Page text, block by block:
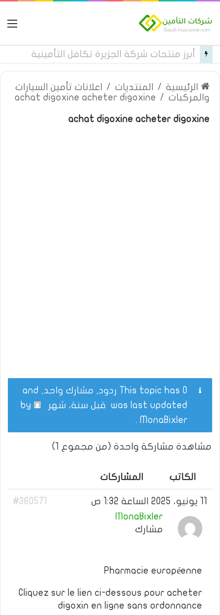
الرئيسية / المنتديات /
اعلانات تأمين السيارات
والمركبات /
achat digoxine acheter digoxine
achat digoxine acheter digoxine
This topic has 0 ردود, مشارك واحد, and
was last updated قبل سنة، شهر
MonaBixler
.
مشاهدة مشاركة واحدة (من مجموع 1)
الكاتب المشاركات
#360571
MonaBixler
مشارك
Pharmacie européenne
Cliquez sur le lien ci-dessous pour acheter
digoxin en ligne sans ordonnance